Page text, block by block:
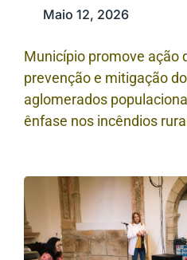
Maio 12, 2026
Município promove ação
prevenção e mitigação
aglomerados
ênfase nos incêndios